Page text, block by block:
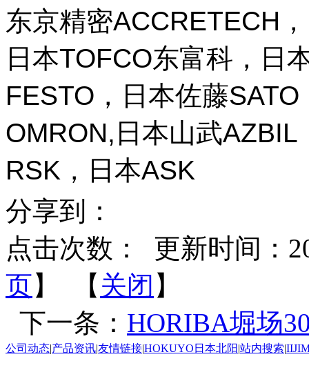
东京精密ACCRETECH
日本TOFCO东富科，日
FESTO，日本佐藤
OMRON,日本山武
RSK，日本ASK
分享到：
点击次数：
更新时间：
页】 【 关闭 】
下一条： HORIBA堀场
公司动态|产品资讯|友情链接|HOKUYO日本北阳|站内搜索|